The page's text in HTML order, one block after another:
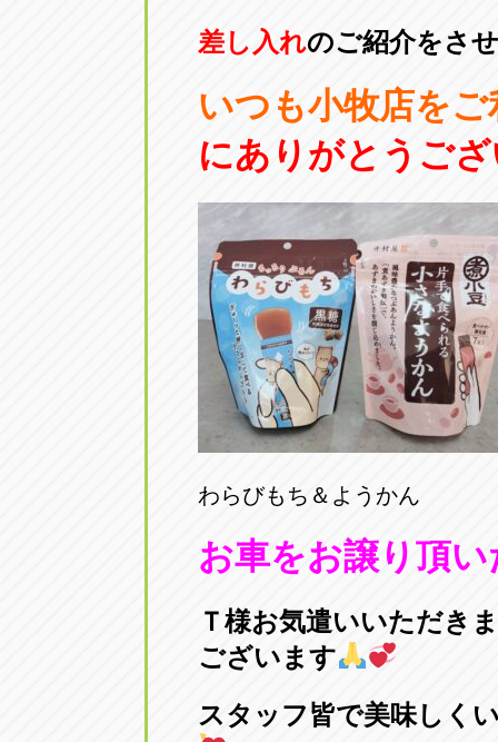
0569-35-
アップル
0568-76-
アップル
0561-53-
アップル
0587-66-
オートフ
052-400-
トラック
059-331-
愛知県常滑市長間37-1
アップル小牧店
愛知県小牧市久保新町20
アップル尾張旭店
愛知県尾張旭市印場元町5-2-8
アップル岩倉店
愛知県岩倉市大地町長田35-1
オートフレンド
愛知県清須市春日砂賀東114
三重
トラック市四日市店
三重県四日市市午起3丁目1番3
差し入れのご紹介をさ
いつも小牧店を
にありがとうご
わらびもち＆ようかん
お車をお譲り頂
Ｔ様お気遣いいただき
ございます
スタッフ皆で美味しく